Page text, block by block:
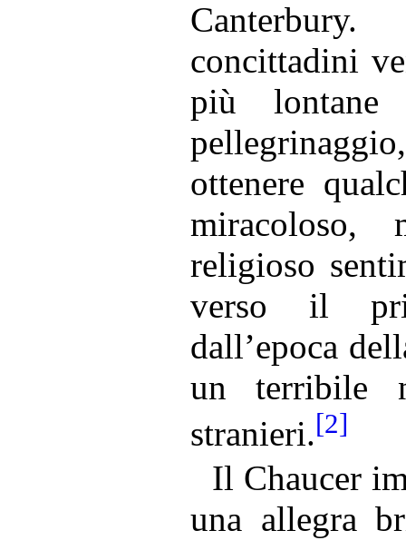
concittadini
più lontane
ottenere
religioso
verso il
dall’epoca
un terribile
stranieri.[2]
Il Chaucer
una allegra